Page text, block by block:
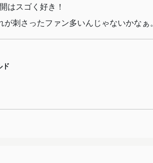
はスゴく好き！
刺さったファン多いんじゃないかなぁ。
ド